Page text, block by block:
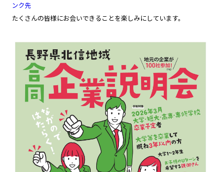
ンク先
たくさんの皆様にお会いできることを楽しみにしています。